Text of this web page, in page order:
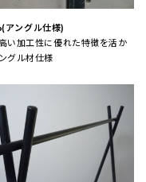
アングル仕様)
い加工性に優れた特徴を活か
グル材仕様